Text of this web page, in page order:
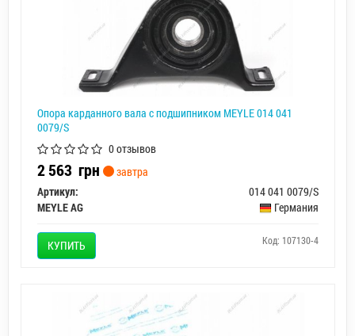
Опора карданного вала с подшипником MEYLE 014 041
0079/S
0 отзывов
2 563 грн
завтра
Артикул:
014 041 0079/S
MEYLE AG
Германия
КУПИТЬ Код: 107130-4